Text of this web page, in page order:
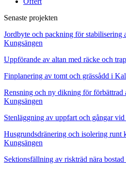
Senaste projekten
Jordbyte och packning för stabilisering
Kungsängen
Uppförande av altan med räcke och
Finplanering av tomt och grässådd i
Rensning och ny dikning för förbättrad
Kungsängen
Stenläggning av uppfart och gångar
Husgrundsdränering och isolering runt
Kungsängen
Sektionsfällning av riskträd nära